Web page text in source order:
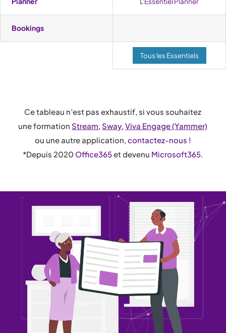
Bookings
Tous les Essentiels
Ce tableau n’est pas exhaustif, si vous souhaitez
une formation Stream, Sway,Viva Engage (Yammer)
ou une autre application, contactez-nous !
*Depuis 2020 Office365et devenu Microsoft365.